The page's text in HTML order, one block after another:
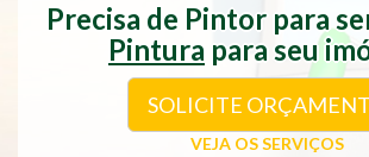
Precisa de Pintor para
Pintura para seu
SOLICITE
VEJA OS SERVIÇOS